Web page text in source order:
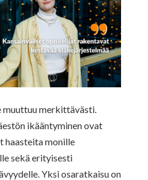
muuttuu merkittävästi.
ikääntyminen ovat
haasteita monille
sekä erityisesti
Yksi osaratkaisu on